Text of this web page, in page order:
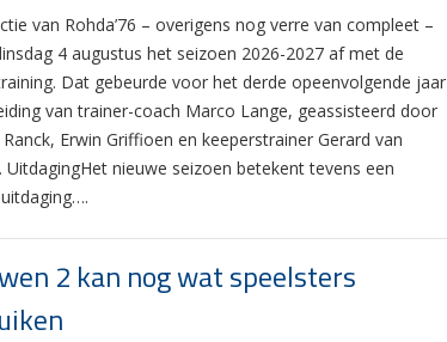
van Rohda’76 – overigens nog verre van compleet –
4 augustus het seizoen 2026-2027 af met de
Dat gebeurde voor het derde opeenvolgende jaar
van trainer-coach Marco Lange, geassisteerd door
Erwin Griffioen en keeperstrainer Gerard van
UitdagingHet nieuwe seizoen betekent tevens een
2 kan nog wat speelsters